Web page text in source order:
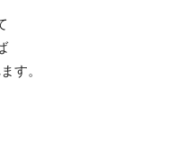
す。